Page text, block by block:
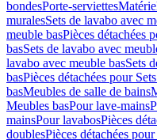
bondesPorte-serviettes
muralesSets de lavabo avec
meuble basPièces détachées
basSets de lavabo avec
lavabo avec meuble basSets
basPièces détachées pour
basMeubles de salle de bains
Meubles basPour lave-mains
mainsPour lavabosPièces
doublesPièces détachées